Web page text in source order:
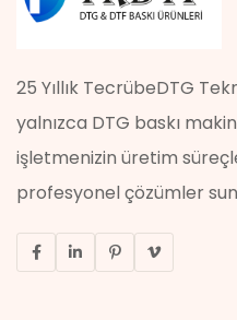
25 Yıllık TecrübeDTG
yalnızca DTG baskı
işletmenizin üretim
profesyonel çözümler